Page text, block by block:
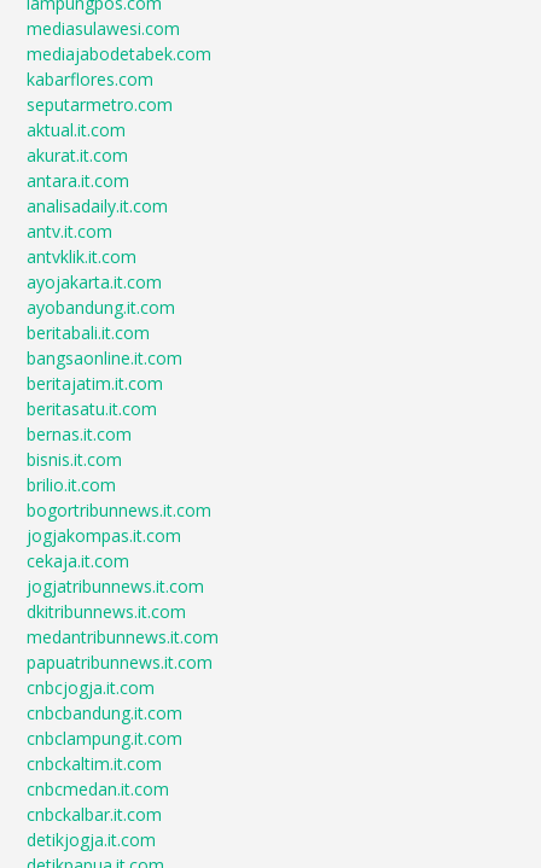
mediasulawesi.com
mediajabodetabek.com
kabarflores.com
seputarmetro.com
aktual.it.com
akurat.it.com
antara.it.com
analisadaily.it.com
antv.it.com
antvklik.it.com
ayojakarta.it.com
ayobandung.it.com
beritabali.it.com
bangsaonline.it.com
beritajatim.it.com
beritasatu.it.com
bernas.it.com
bisnis.it.com
brilio.it.com
bogortribunnews.it.com
jogjakompas.it.com
cekaja.it.com
jogjatribunnews.it.com
dkitribunnews.it.com
medantribunnews.it.com
papuatribunnews.it.com
cnbcjogja.it.com
cnbcbandung.it.com
cnbclampung.it.com
cnbckaltim.it.com
cnbcmedan.it.com
cnbckalbar.it.com
detikjogja.it.com